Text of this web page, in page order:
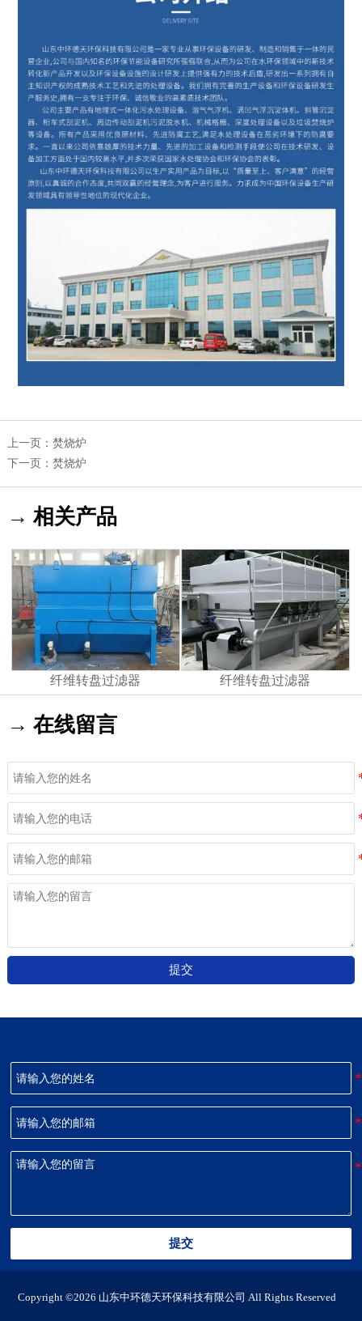
上一页： 焚烧炉
下一页： 焚烧炉
→ 相关产品
纤维转盘过滤器 纤维转盘过滤器
→ 在线留言
提交
提交
Copyright ©2026 山东中环德天环保科技有限公司 All Rights Reserved